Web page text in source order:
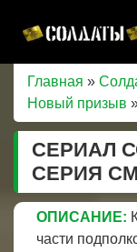
Главная »
Новый призыв
СЕРИАЛ
СЕРИЯ
ОПИСАНИЕ:
части